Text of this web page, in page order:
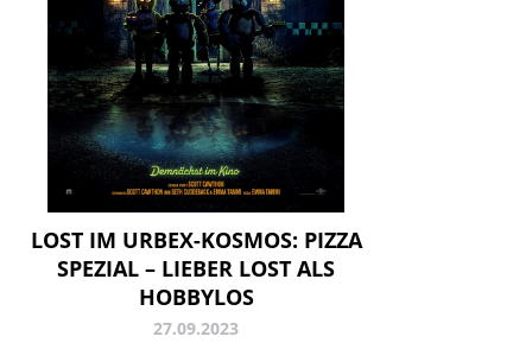
LOST IM URBEX-KOSMOS: PIZZA
SPEZIAL – LIEBER LOST ALS
HOBBYLOS
27.09.2023